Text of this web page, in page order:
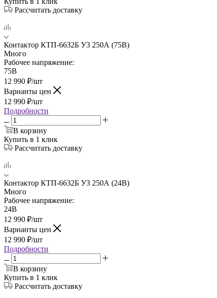
Рассчитать доставку
Контактор КТП-6632Б У3 250А (75В)
Много
Рабочее напряжение:
75В
12 990 ₽/шт
Варианты цен
12 990 ₽/шт
Подробности
В корзину
Купить в 1 клик
Рассчитать доставку
Контактор КТП-6632Б У3 250А (24В)
Много
Рабочее напряжение:
24В
12 990 ₽/шт
Варианты цен
12 990 ₽/шт
Подробности
В корзину
Купить в 1 клик
Рассчитать доставку